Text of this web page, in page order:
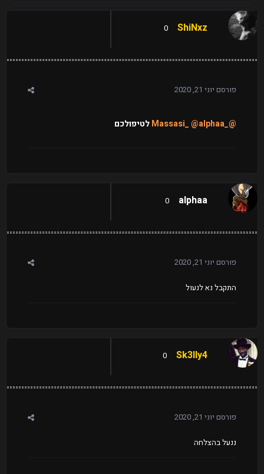
ShiNxz
0
פורסם יוני 21, 2020
@_Massasi_
@alphaa לטיפולכם
alphaa
0
פורסם יוני 21, 2020
התקבל נא לנעול
Sk3lly4
0
פורסם יוני 21, 2020
ננעל בהצלחה